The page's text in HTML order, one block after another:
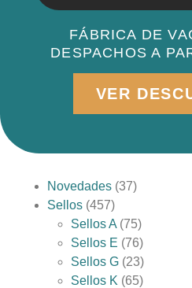
FÁBRICA DE
DESPACHOS A
VER
Novedades 37
Sellos 457
Sellos A 75
Sellos E 76
Sellos G 23
Sellos K
65